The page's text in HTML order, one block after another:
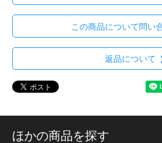
この商品について問い
返品について
ほかの商品を探す